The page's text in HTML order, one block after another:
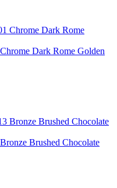
Dark Rome Golden
Brushed Chocolate